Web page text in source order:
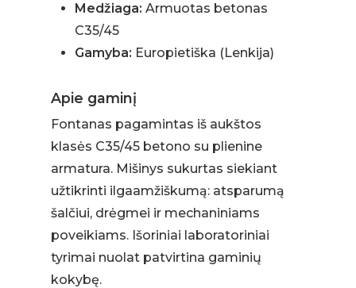
Medžiaga: Armuotas betonas
C35/45
Gamyba: Europietiška (Lenkija)
Apie gaminį
Fontanas pagamintas iš aukštos
klasės C35/45 betono su plienine
armatura. Mišinys sukurtas siekiant
užtikrinti ilgaamžiškumą: atsparumą
šalčiui, drėgmei ir mechaniniams
poveikiams. Išoriniai laboratoriniai
tyrimai nuolat patvirtina gaminių
kokybę.